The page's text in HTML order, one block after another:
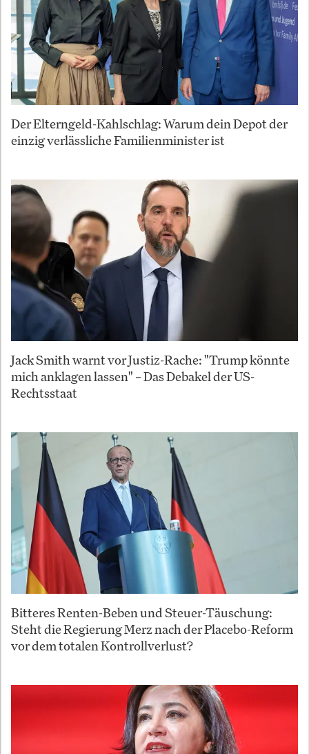
Der Elterngeld-Kahlschlag: Warum dein Depot der
einzig verlässliche Familienminister ist
Jack Smith warnt vor Justiz-Rache: "Trump könnte
mich anklagen lassen" – Das Debakel der US-
Rechtsstaat
Bitteres Renten-Beben und Steuer-Täuschung:
Steht die Regierung Merz nach der Placebo-Reform
vor dem totalen Kontrollverlust?